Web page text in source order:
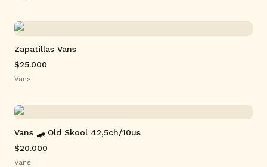
Zapatillas Vans
$25.000
Vans
Vans 🛹 Old Skool 42,5ch/10us
$20.000
Vans